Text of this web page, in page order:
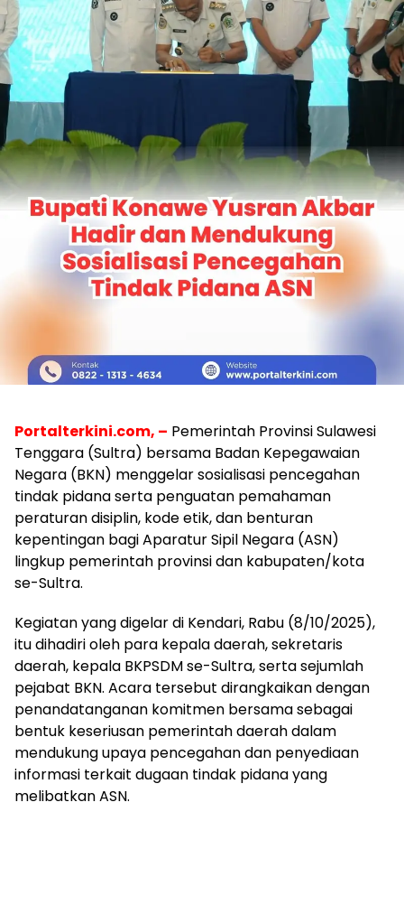
Portalterkini.com, – Pemerintah Provinsi Sulawesi
Tenggara (Sultra) bersama Badan Kepegawaian
Negara (BKN) menggelar sosialisasi pencegahan
tindak pidana serta penguatan pemahaman
peraturan disiplin, kode etik, dan benturan
kepentingan bagi Aparatur Sipil Negara (ASN)
lingkup pemerintah provinsi dan kabupaten/kota
se-Sultra.
Kegiatan yang digelar di Kendari, Rabu (8/10/2025),
itu dihadiri oleh para kepala daerah, sekretaris
daerah, kepala BKPSDM se-Sultra, serta sejumlah
pejabat BKN. Acara tersebut dirangkaikan dengan
penandatanganan komitmen bersama sebagai
bentuk keseriusan pemerintah daerah dalam
mendukung upaya pencegahan dan penyediaan
informasi terkait dugaan tindak pidana yang
melibatkan ASN.